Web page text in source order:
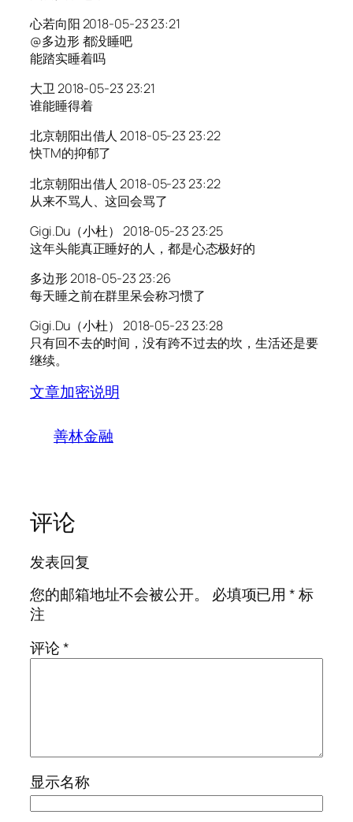
心若向阳 2018-05-23 23:21
@多边形 都没睡吧
能踏实睡着吗
大卫 2018-05-23 23:21
谁能睡得着
北京朝阳出借人 2018-05-23 23:22
快TM的抑郁了
北京朝阳出借人 2018-05-23 23:22
从来不骂人、这回会骂了
Gigi.Du（小杜） 2018-05-23 23:25
这年头能真正睡好的人，都是心态极好的
多边形 2018-05-23 23:26
每天睡之前在群里呆会称习惯了
Gigi.Du（小杜） 2018-05-23 23:28
只有回不去的时间，没有跨不过去的坎，生活还是要
继续。
文章加密说明
善林金融
评论
发表回复
您的邮箱地址不会被公开。
必填项已用*标
注
评论*
显示名称